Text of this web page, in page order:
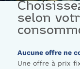
selon
Aucune offre ne
Une offre à prix